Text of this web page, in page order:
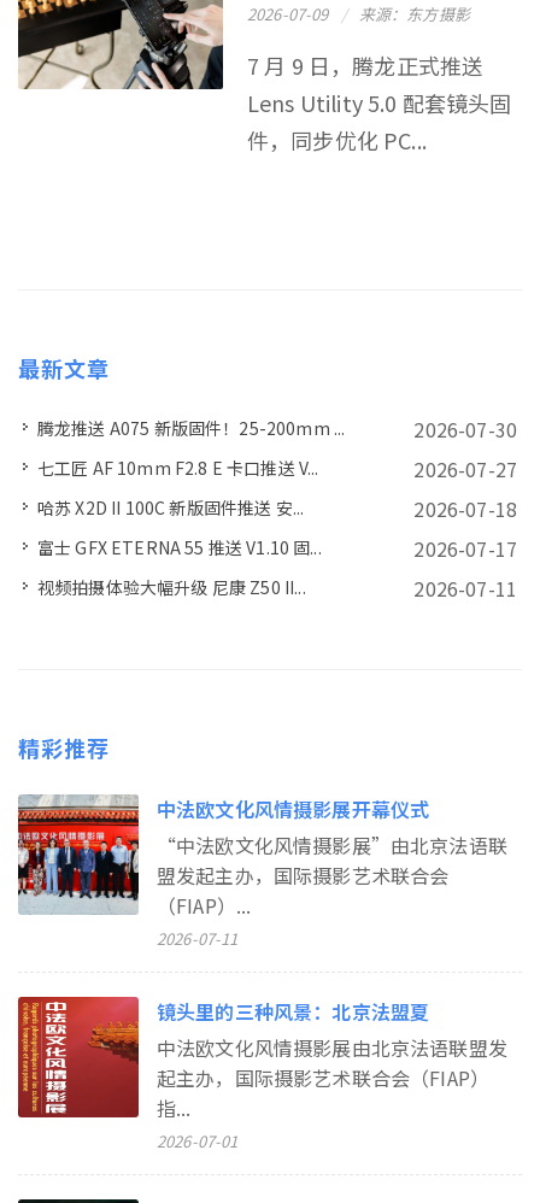
2026-07-09 来源：东方摄影
7 月 9 日，腾龙正式推送
Lens Utility 5.0 配套镜头固
件，同步优化 PC...
最新文章
腾龙推送 A075 新版固件！25-200mm ... 2026-07-30
七工匠 AF 10mm F2.8 E 卡口推送 V... 2026-07-27
哈苏 X2D II 100C 新版固件推送 安... 2026-07-18
富士 GFX ETERNA 55 推送 V1.10 固... 2026-07-17
视频拍摄体验大幅升级 尼康 Z50 II... 2026-07-11
精彩推荐
中法欧文化风情摄影展开幕仪式
“中法欧文化风情摄影展”由北京法语联
盟发起主办，国际摄影艺术联合会
（FIAP）...
2026-07-11
镜头里的三种风景：北京法盟夏
中法欧文化风情摄影展由北京法语联盟发
起主办，国际摄影艺术联合会（FIAP）
指...
2026-07-01